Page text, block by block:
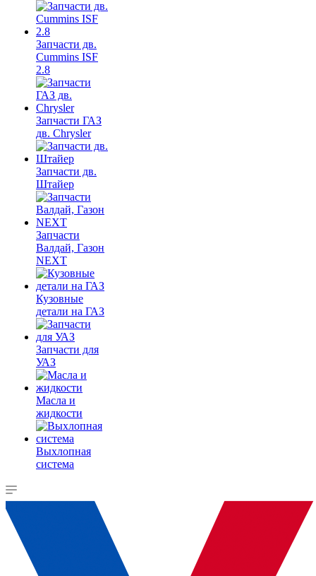
Запчасти дв.
Cummins ISF
2.8
Запчасти ГАЗ
дв. Chrysler
Запчасти дв.
Штайер
Запчасти
Валдай, Газон
NEXT
Кузовные
детали на ГАЗ
Запчасти для
УАЗ
Масла и
жидкости
Выхлопная
система